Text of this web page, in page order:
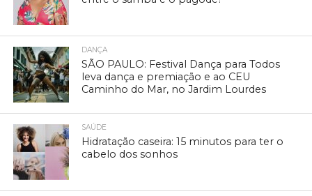
DANÇA
SÃO PAULO: Festival Dança para Todos
leva dança e premiação e ao CEU
Caminho do Mar, no Jardim Lourdes
SAÚDE
Hidratação caseira: 15 minutos para ter o
cabelo dos sonhos